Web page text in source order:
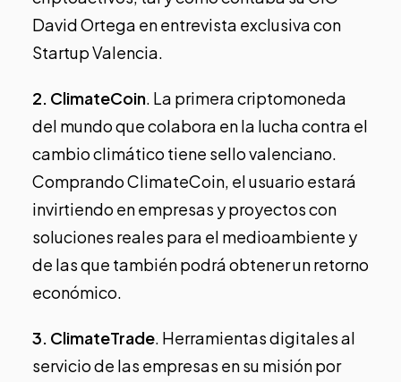
David Ortega en entrevista exclusiva con
Startup Valencia.
2. ClimateCoin. La primera criptomoneda
del mundo que colabora en la lucha contra el
cambio climático tiene sello valenciano.
Comprando ClimateCoin, el usuario estará
invirtiendo en empresas y proyectos con
soluciones reales para el medioambiente y
de las que también podrá obtener un retorno
económico.
3. ClimateTrade. Herramientas digitales al
servicio de las empresas en su misión por